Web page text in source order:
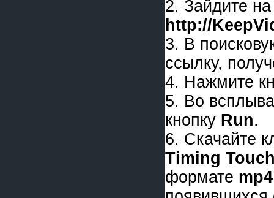
2. Зайдите на
http://
3. В
ссылку,
4. Нажмите
5. Во
кнопку Run.
6. Скачайте
Timing
формате mp4